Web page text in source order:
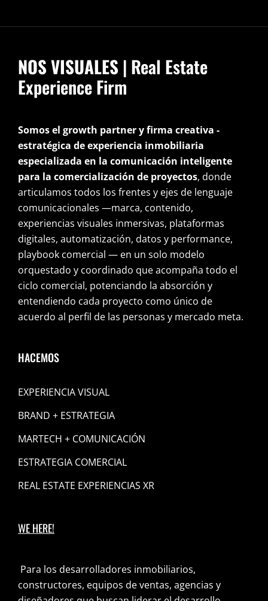
NOS VISUALES| Real Estate
Experience Firm
Somos el growth partner y firma creativa -
estratégica de experiencia inmobiliaria
especializada en la comunicación inteligente
para la comercialización de proyectos, donde
articulamos todos los frentes y ejes de lenguaje
comunicacionales —marca, contenido,
experiencias visuales inmersivas, plataformas
digitales, automatización, datos y performance,
playbook comercial — en un solo modelo
orquestado y coordinado que acompaña todo el
ciclo comercial, potenciando la absorción y
entendiendo cada proyecto como único de
acuerdo al perfil de las personas y mercado meta.
HACEMOS
EXPERIENCIA VISUAL
BRAND + ESTRATEGIA
MARTECH + COMUNICACIÓN
ESTRATEGIA COMERCIAL
REAL ESTATE EXPERIENCIAS XR
WE HERE!
Para los desarrolladores inmobiliarios,
constructores, equipos de ventas, agencias y